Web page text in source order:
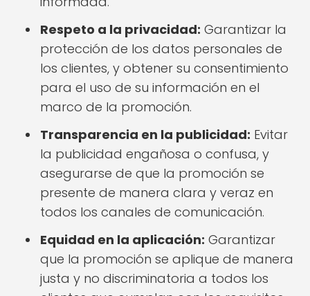
Respeto a la privacidad: Garantizar la
protección de los datos personales de
los clientes, y obtener su consentimiento
para el uso de su información en el
marco de la promoción.
Transparencia en la publicidad: Evitar
la publicidad engañosa o confusa, y
asegurarse de que la promoción se
presente de manera clara y veraz en
todos los canales de comunicación.
Equidad en la aplicación: Garantizar
que la promoción se aplique de manera
justa y no discriminatoria a todos los